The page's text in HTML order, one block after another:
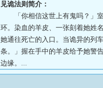
见诡法则简介：
「你相信这世上有鬼吗？」
环。染血的羊皮、一张刻着她姓
她通往死亡的入口。当诡异的列
条。」握在手中的羊皮给予她警
边缘。...